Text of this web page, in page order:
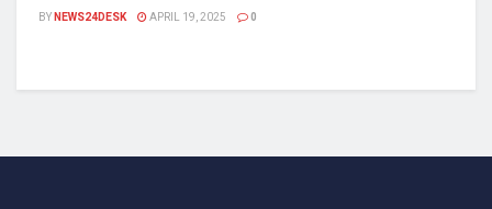
BYNEWS24DESK APRIL 19, 2025 0